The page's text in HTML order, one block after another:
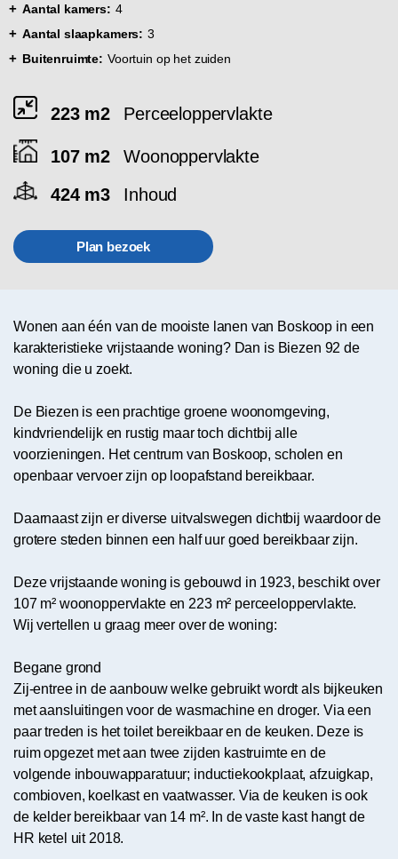
Aantal kamers: 4
Aantal slaapkamers: 3
Buitenruimte: Voortuin op het zuiden
223 m2 Perceeloppervlakte
107 m2
Woonoppervlakte
424 m3
Inhoud
Plan bezoek
Wonen aan één van de mooiste lanen van Boskoop in een
karakteristieke vrijstaande woning? Dan is Biezen 92 de
woning die u zoekt.
De Biezen is een prachtige groene woonomgeving,
kindvriendelijk en rustig maar toch dichtbij alle
voorzieningen. Het centrum van Boskoop, scholen en
openbaar vervoer zijn op loopafstand bereikbaar.
Daarnaast zijn er diverse uitvalswegen dichtbij waardoor de
grotere steden binnen een half uur goed bereikbaar zijn.
Deze vrijstaande woning is gebouwd in 1923, beschikt over
107 m² woonoppervlakte en 223 m² perceeloppervlakte.
Wij vertellen u graag meer over de woning:
Begane grond
Zij-entree in de aanbouw welke gebruikt wordt als bijkeuken
met aansluitingen voor de wasmachine en droger. Via een
paar treden is het toilet bereikbaar en de keuken. Deze is
ruim opgezet met aan twee zijden kastruimte en de
volgende inbouwapparatuur; inductiekookplaat, afzuigkap,
combioven, koelkast en vaatwasser. Via de keuken is ook
de kelder bereikbaar van 14 m². In de vaste kast hangt de
HR ketel uit 2018.